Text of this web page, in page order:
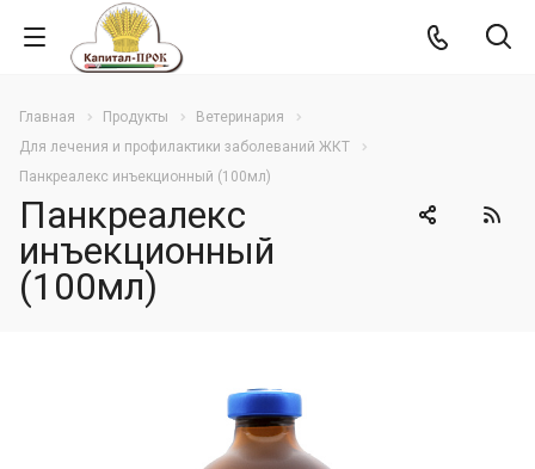
Главная Продукты
Ветеринария
Для лечения и профилактики заболеваний ЖКТ
Панкреалекс инъекционный (100мл)
Панкреалекс
инъекционный
(100мл)